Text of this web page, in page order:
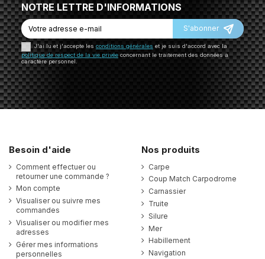
NOTRE LETTRE D'INFORMATIONS
S'abonner
J'ai lu et j'accepte les conditions générales et je suis d'accord avec la
politique de respect de la vie privéeconcernant le traitement des données à
caractère personnel.
Besoin d'aide
Comment effectuer ou
retourner une commande ?
Mon compte
Visualiser ou suivre mes
commandes
Visualiser ou modifier mes
adresses
Gérer mes informations
personnelles
Nos produits
Carpe
Coup Match Carpodrome
Carnassier
Truite
Silure
Mer
Habillement
Navigation